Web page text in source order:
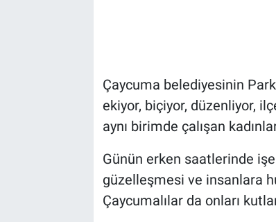
Çaycuma belediyesinin
ekiyor, biçiyor, düzenliyor,
aynı birimde çalışan
Günün erken saatlerinde
güzelleşmesi ve insanlara
Çaycumalılar da onları